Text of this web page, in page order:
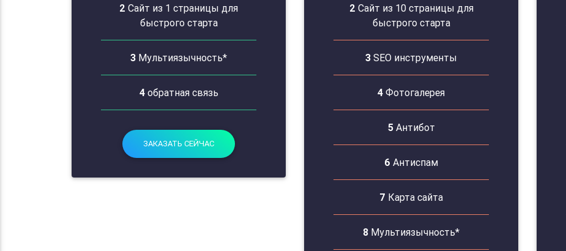
2 Сайт из 1 страницы для
быстрого старта
3 Мультиязычность*
4обратная связь
ЗАКАЗАТЬ СЕЙЧАС
2 Сайт из 10 страницы для
быстрого старта
3 SEO инструменты
4 Фотогалерея
5Антибот
6 Антиспам
7 Карта сайта
8 Мультиязычность*